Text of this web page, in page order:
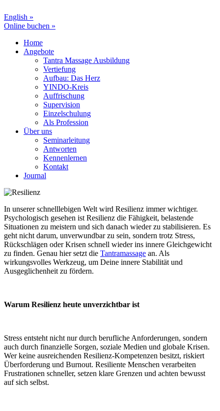
English »
Online buchen »
Home
Angebote
Tantra Massage Ausbildung
Vertiefung
Aufbau: Das Herz
YINDO-Kreis
Auffrischung
Supervision
Einzelschulung
Als Profession
Über uns
Seminarleitung
Antworten
Kennenlernen
Kontakt
Journal
In unserer schnelllebigen Welt wird Resilienz immer wichtiger.
Psychologisch gesehen ist Resilienz die Fähigkeit, belastende
Situationen zu meistern und sich danach wieder zu stabilisieren. Es
geht nicht darum, unverwundbar zu sein, sondern trotz Stress,
Rückschlägen oder Krisen schnell wieder ins innere Gleichgewicht
zu finden. Genau hier setzt die Tantramassage an. Als
wirkungsvolles Werkzeug, um Deine innere Stabilität und
Ausgeglichenheit zu fördern.
Warum Resilienz heute unverzichtbar ist
Stress entsteht nicht nur durch berufliche Anforderungen, sondern
auch durch finanzielle Sorgen, soziale Medien und globale Krisen.
Wer keine ausreichenden Resilienz-Kompetenzen besitzt, riskiert
Überforderung und Burnout. Resiliente Menschen verarbeiten
Frustrationen schneller, setzen klare Grenzen und achten bewusst
auf sich selbst.